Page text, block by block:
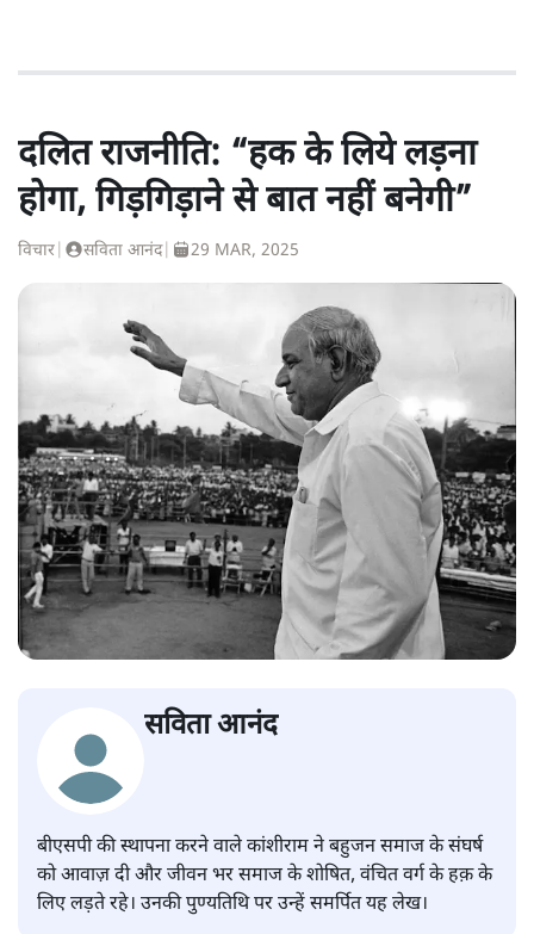
दलित राजनीति: “हक के लिये लड़ना
होगा, गिड़गिड़ाने से बात नहीं बनेगी”
विचार सविता आनंद| 29 MAR, 2025
सविता आनंद
बीएसपी की स्थापना करने वाले कांशीराम ने बहुजन समाज के संघर्ष
को आवाज़ दी और जीवन भर समाज के शोषित, वंचित वर्ग के हक़ के
लिए लड़ते रहे। उनकी पुण्यतिथि पर उन्हें समर्पित यह लेख।